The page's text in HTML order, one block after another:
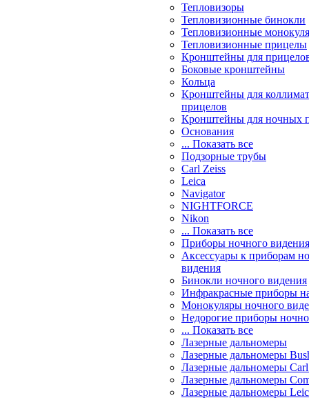
Тепловизоры
Тепловизионные бинокли
Тепловизионные
Тепловизионные прицелы
Кронштейны для
Боковые кронштейны
Кольца
Кронштейны для
прицелов
Кронштейны для ночных
Основания
... Показать все
Подзорные трубы
Carl Zeiss
Leica
Navigator
NIGHTFORCE
Nikon
... Показать все
Приборы ночного видения
Аксессуары к приборам
видения
Бинокли ночного видения
Инфракрасные приборы
Монокуляры ночного
Недорогие приборы
... Показать все
Лазерные дальномеры
Лазерные дальномеры
Лазерные дальномеры
Лазерные дальномеры
Лазерные дальномеры